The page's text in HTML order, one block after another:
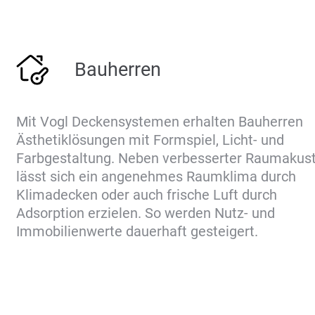
Bauherren
Mit Vogl Deckensystemen erhalten Bauherren
Ästhetiklösungen mit Formspiel, Licht- und
Farbgestaltung. Neben verbesserter
lässt sich ein angenehmes Raumklima durch
Klimadecken oder auch frische Luft durch
Adsorption erzielen. So werden Nutz- und
Immobilienwerte dauerhaft gesteigert.